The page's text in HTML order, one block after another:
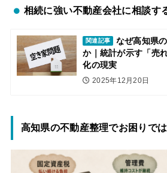
相続に強い不動産会社に相談す
関連記事
なぜ高知県
か｜統計が示す「売
化の現実
2025年12月20日
高知県の不動産整理でお困りで